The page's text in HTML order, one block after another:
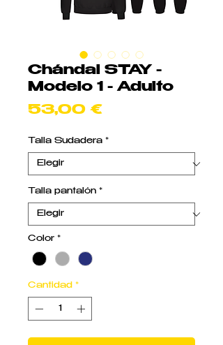
Chándal STAY -
Modelo 1 - Adulto
53,00 €Precio
Talla Sudadera *
Talla pantalón *
Color *
Cantidad *